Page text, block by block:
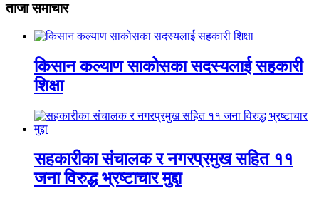
ताजा समाचार
किसान कल्याण साकोसका सदस्यलाई सहकारी
शिक्षा
सहकारीका संचालक र नगरप्रमुख सहित ११
जना विरुद्ध भ्रष्टाचार मुद्दा